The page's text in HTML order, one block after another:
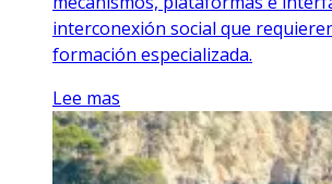
interconexión social que
formación especializada.
Lee mas